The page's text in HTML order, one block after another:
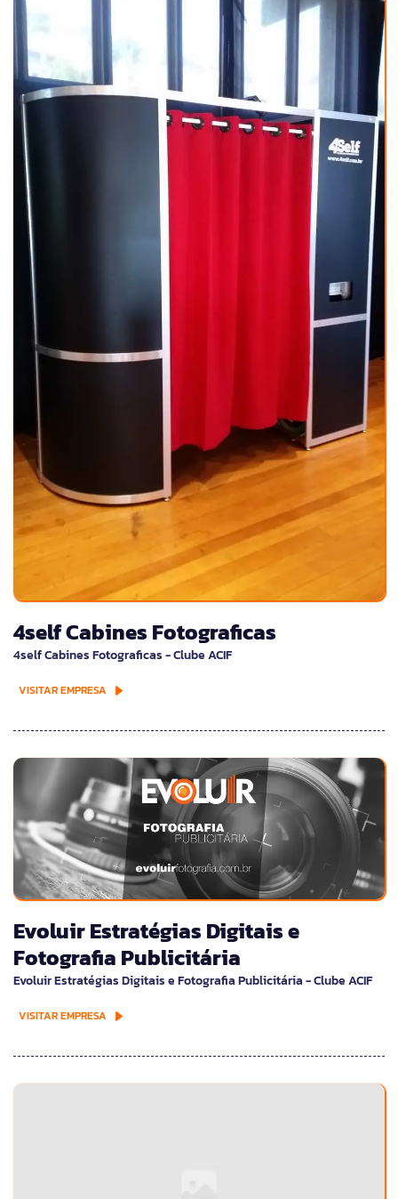
4self Cabines Fotograficas
4self Cabines Fotograficas - Clube ACIF
VISITAR EMPRESA
Evoluir Estratégias Digitais e
Fotografia Publicitária
Evoluir Estratégias Digitais e Fotografia Publicitária - Clube ACIF
VISITAR EMPRESA